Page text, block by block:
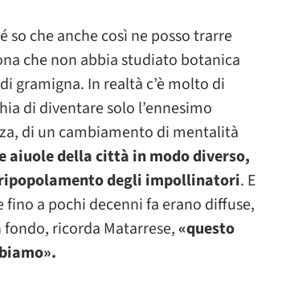
che anche così ne posso trarre
che non abbia studiato botanica
gramigna. In realtà c’è molto di
di diventare solo l’ennesimo
di un cambiamento di mentalità
aiuole della città in modo diverso,
degli impollinatori. E
a pochi decenni fa erano diffuse,
ricorda Matarrese, «questo